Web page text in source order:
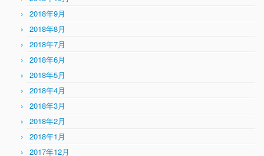
2018年9月
2018年8月
2018年7月
2018年6月
2018年5月
2018年4月
2018年3月
2018年2月
2018年1月
2017年12月